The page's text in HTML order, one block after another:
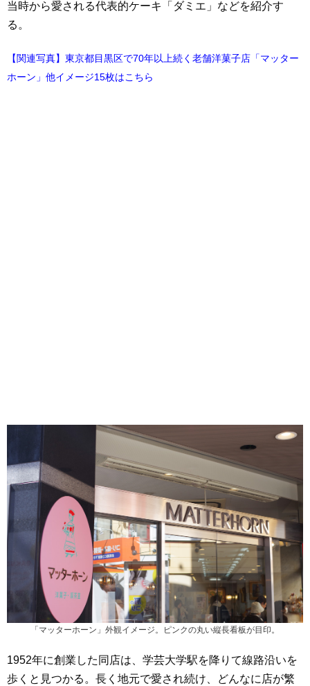
当時から愛される代表的ケーキ「ダミエ」などを紹介す
る。
【関連写真】東京都目黒区で70年以上続く老舗洋菓子店「マッター
ホーン」他イメージ15枚はこちら
「マッターホーン」外観イメージ。ピンクの丸い縦長看板が目印。
1952年に創業した同店は、学芸大学駅を降りて線路沿いを
歩くと見つかる。長く地元で愛され続け、どんなに店が繁